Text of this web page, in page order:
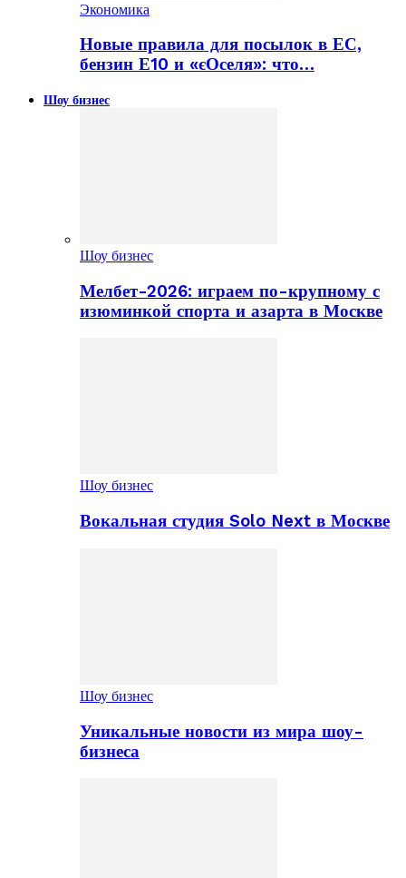
Экономика
Новые правила для посылок в ЕС,
бензин Е10 и «єОселя»: что…
Шоу бизнес
Шоу бизнес
Мелбет-2026: играем по-крупному с
изюминкой спорта и азарта в Москве
Шоу бизнес
Вокальная студия Solo Next в Москве
Шоу бизнес
Уникальные новости из мира шоу-
бизнеса